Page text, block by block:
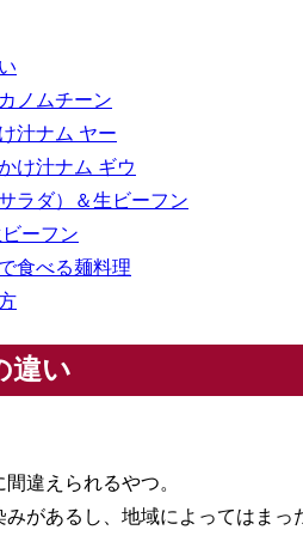
ノムチーン
汁ナム ヤー
け汁ナム ギウ
ラダ）＆生ビーフン
ーフン
食べる麺料理
違い
違えられるやつ。
があるし、地域によってはまっ